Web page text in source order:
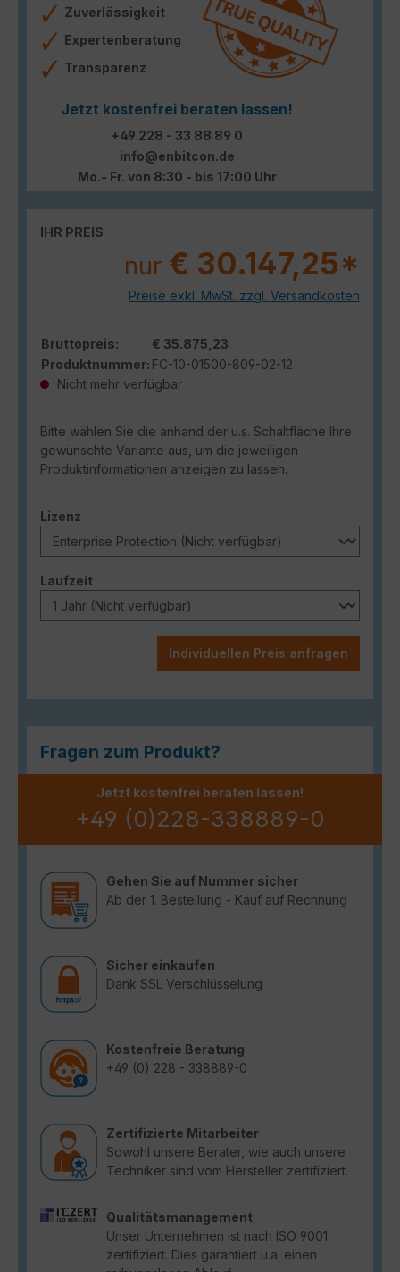
Zuverlässigkeit
Expertenberatung
Transparenz
Jetzt kostenfrei beraten lassen!
+49 228 - 33 88 89 0
info@enbitcon.de
Mo.- Fr. von 8:30 - bis 17:00 Uhr
IHR PREIS
nur € 30.147,25*
Preise exkl. MwSt. zzgl. Versandkosten
Bruttopreis:
€ 35.875,23
Produktnummer: FC-10-01500-809-02-12
Nicht mehr verfügbar
Bitte wählen Sie die anhand der u.s. Schaltfläche Ihre
gewünschte Variante aus, um die jeweiligen
Produktinformationen anzeigen zu lassen.
Lizenz
Laufzeitauswählen
Individuellen Preis anfragen
Fragen zum Produkt?
Jetzt kostenfrei beraten lassen!
+49 (0)228-338889-0
Gehen Sie auf Nummer sicher
Ab der 1. Bestellung - Kauf auf Rechnung
Sicher einkaufen
Dank SSL Verschlüsselung
Kostenfreie Beratung
+49 (0) 228 - 338889-0
Zertifizierte Mitarbeiter
Sowohl unsere Berater, wie auch unsere
Techniker sind vom Hersteller zertifiziert.
Qualitätsmanagement
Unser Unternehmen ist nach ISO 9001
zertifiziert. Dies garantiert u.a. einen